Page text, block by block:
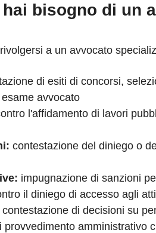
hai bisogno di un
a un avvocato
di esiti di concorsi,
avvocato
l'affidamento di lavori
contestazione del diniego o
impugnazione di sanzioni
il diniego di accesso agli
contestazione di decisioni su
provvedimento amministrativo